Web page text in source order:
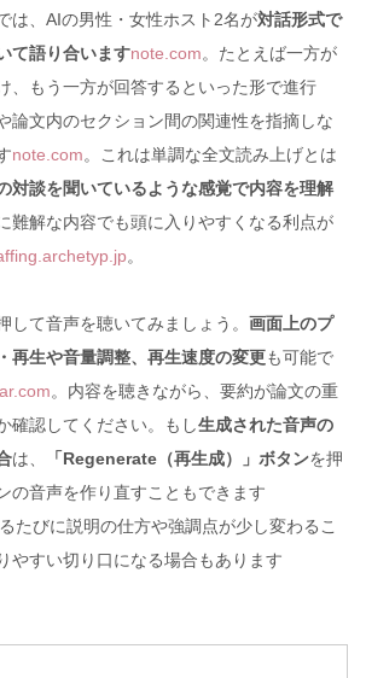
は、AIの男性・女性ホスト2名が対話形式で
て語り合いますnote.com。たとえば一方が
、もう一方が回答するといった形で進行
論文内のセクション間の関連性を指摘しな
note.com。これは単調な全文読み上げとは
対談を聞いているような感覚で内容を理解
難解な内容でも頭に入りやすくなる利点が
。
して音声を聴いてみましょう。 画面上のプ
再生や音量調整、再生速度の変更も可能で
。内容を聴きながら、要約が論文の重
確認してください。もし生成された音声の
は、 「Regenerate（再生成）」ボタンを押
の音声を作り直すこともできます
たびに説明の仕方や強調点が少し変わるこ
やすい切り口になる場合もあります